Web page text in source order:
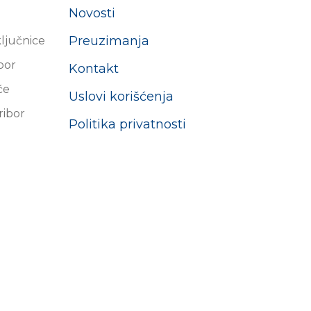
Novosti
Preuzimanja
Kontakt
Uslovi korišćenja
Politika privatnosti